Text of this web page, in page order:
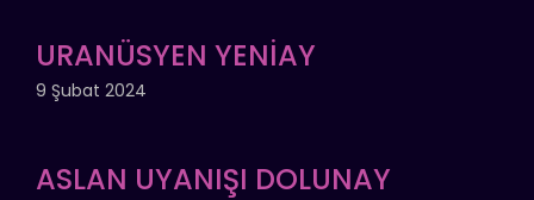
URANÜSYEN YENİAY
9 Şubat 2024
ASLAN UYANIŞI DOLUNAY